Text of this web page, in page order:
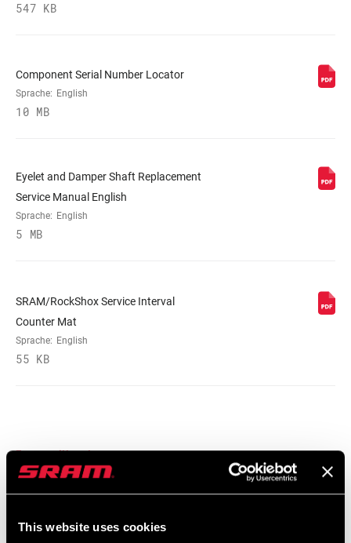
This website uses cookies
GEHÄUSE-ÖSE
547 KB
Component Serial Number Locator
Sprache: English
10 MB
Eyelet and Damper Shaft Replacement
Service Manual English
Sprache: English
5 MB
SRAM/RockShox Service Interval
Counter Mat
Sprache: English
55 KB
Ersatzteilkatalog
2025 RockShox Spare Part Catalog
89 MB